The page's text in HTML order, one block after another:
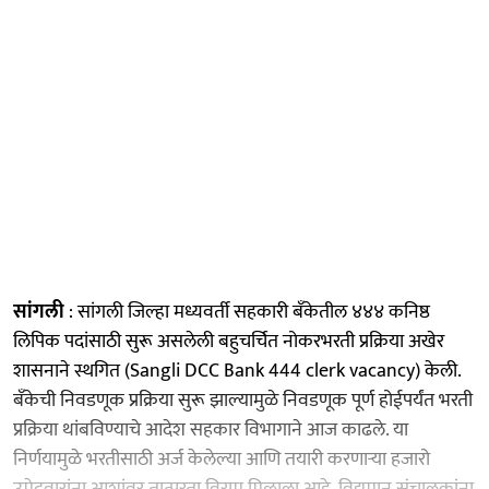
सांगली: सांगली जिल्हा मध्यवर्ती सहकारी बँकेतील ४४४ कनिष्ठ
लिपिक पदांसाठी सुरू असलेली बहुचर्चित नोकरभरती प्रक्रिया अखेर
शासनाने स्थगित (Sangli DCC Bank 444 clerk vacancy) केली.
बँकेची निवडणूक प्रक्रिया सुरू झाल्यामुळे निवडणूक पूर्ण होईपर्यंत भरती
प्रक्रिया थांबविण्याचे आदेश सहकार विभागाने आज काढले. या
निर्णयामुळे भरतीसाठी अर्ज केलेल्या आणि तयारी करणाऱ्या हजारो